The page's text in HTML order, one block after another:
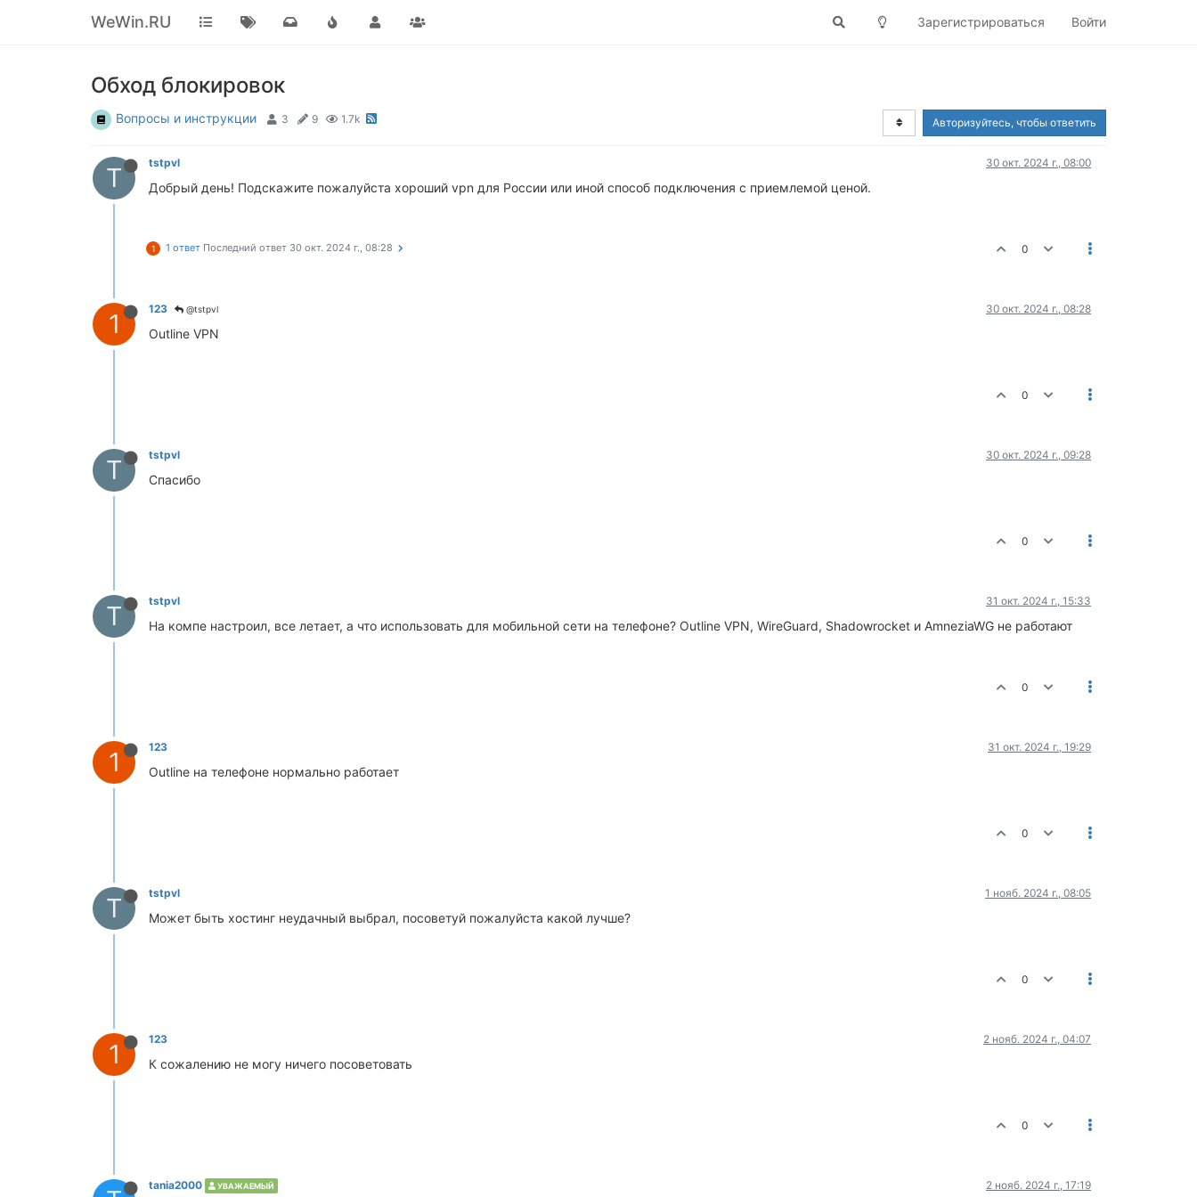
WeWin.RU Зарегистрироваться Войти
Обход блокировок
Вопросы и инструкции 3 9 1.7k Авторизуйтесь, чтобы ответить
T tstpvl 30 окт. 2024 г., 08:00
Добрый день! Подскажите пожалуйста хороший vpn для России или иной способ подключения с приемлемой ценой.
1 1 ответ Последний ответ 30 окт. 2024 г., 08:28 0
1 123 @tstpvl 30 окт. 2024 г., 08:28
Outline VPN
0
T tstpvl 30 окт. 2024 г., 09:28
Спасибо
0
T tstpvl 31 окт. 2024 г., 15:33
На компе настроил, все летает, а что использовать для мобильной сети на телефоне? Outline VPN, WireGuard, Shadowrocket и AmneziaWG не работают
0
1 123 31 окт. 2024 г., 19:29
Outline на телефоне нормально работает
0
T tstpvl 1 нояб. 2024 г., 08:05
Может быть хостинг неудачный выбрал, посоветуй пожалуйста какой лучше?
0
1 123 2 нояб. 2024 г., 04:07
К сожалению не могу ничего посоветовать
0
tania2000 УВАЖАЕМЫЙ 2 нояб. 2024 г., 17:19